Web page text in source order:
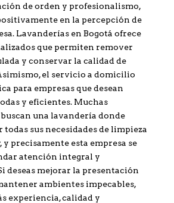
de orden y profesionalismo,
en la percepción de
Lavanderías en Bogotá ofrece
que permiten remover
y conservar la calidad de
el servicio a domicilio
para empresas que desean
y eficientes. Muchas
una lavandería donde
todas sus necesidades de limpieza
y precisamente esta empresa se
atención integral y
deseas mejorar la presentación
ambientes impecables,
experiencia, calidad y